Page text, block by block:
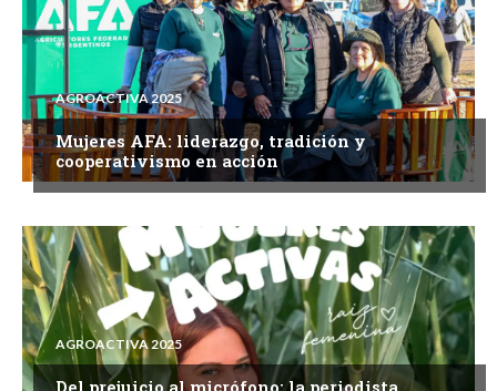
AGROACTIVA 2025
Mujeres AFA: liderazgo, tradición y
cooperativismo en acción
AGROACTIVA 2025
Del prejuicio al micrófono: la periodista